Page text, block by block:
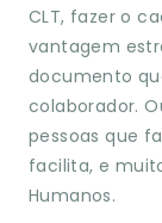
CLT, fazer o
vantagem
documento
colaborador.
pessoas que
facilita, e
Humanos.